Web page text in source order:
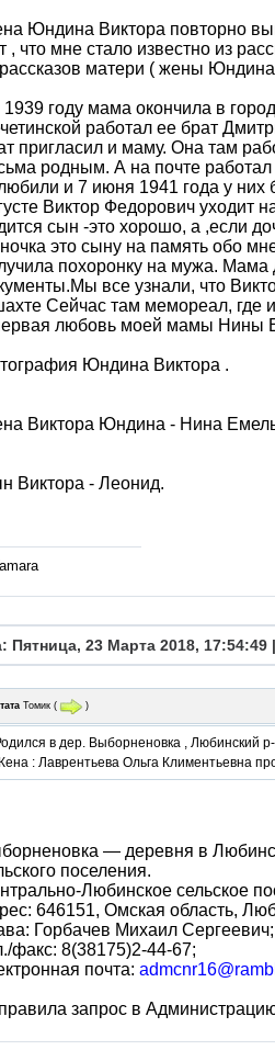
Юндина Виктора повторно
, что мне стало известно из
матери ( жены
году мама окончила в
работал ее брат
пригласил и маму. Она там
родным. А на почте работал
и 7 июня 1941 года у
Виктор Федорович уходит
сын -это хорошо, а ,если
это сыну на память обо
похоронку на мужа.
все узнали, что
Сейчас там мемореал, где
любовь моей мамы Нины
Юндина Виктора .
Виктора Юндина - Нина
Виктора - Леонид.
Пятница, 23 Марта 2018,
Томик ( )
в дер. Выборненовка , Любинский
: Лаврентьева Ольга Климентьевна
— деревня в
поселения.
Любинское сельское
646151, Омская область,
Горбачев Михаил Сергеевич;
факс: 8(38175)2-44-67;
почта:
запрос в